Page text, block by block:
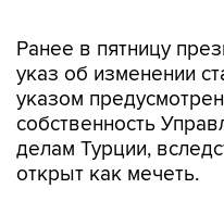
указом
собственность
делам Турции,
открыт как мечеть.
До этого в пятницу